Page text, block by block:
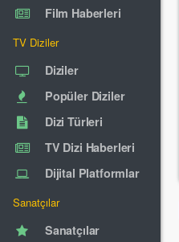
Film Haberleri
TV Diziler
Diziler
Popüler Diziler
Dizi Türleri
TV Dizi Haberleri
Dijital Platformlar
Sanatçılar
Sanatçılar